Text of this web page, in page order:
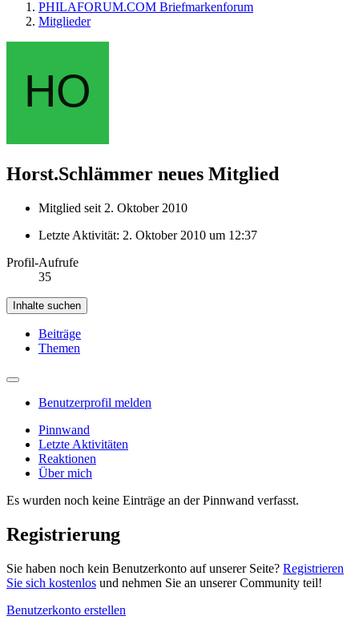
PHILAFORUM.COM Briefmarkenforum
Mitglieder
Horst.Schlämmer neues Mitglied
Mitglied seit 2. Oktober 2010
Letzte Aktivität: 2. Oktober 2010 um 12:37
Profil-Aufrufe
35
Inhalte suchen
Beiträge
Themen
Benutzerprofil melden
Pinnwand
Letzte Aktivitäten
Reaktionen
Über mich
Es wurden noch keine Einträge an der Pinnwand verfasst.
Registrierung
Sie haben noch kein Benutzerkonto auf unserer Seite? Registrieren
Sie sich kostenlos und nehmen Sie an unserer Community teil!
Benutzerkonto erstellen